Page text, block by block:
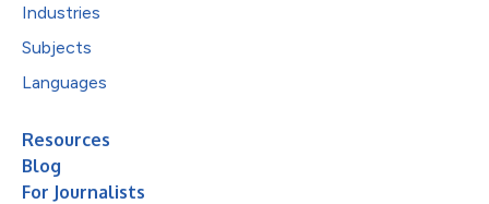
Industries
Subjects
Languages
Resources
Blog
For Journalists